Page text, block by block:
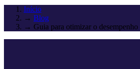
Início
→ Blog
→ Guia para otimizar o desempenho